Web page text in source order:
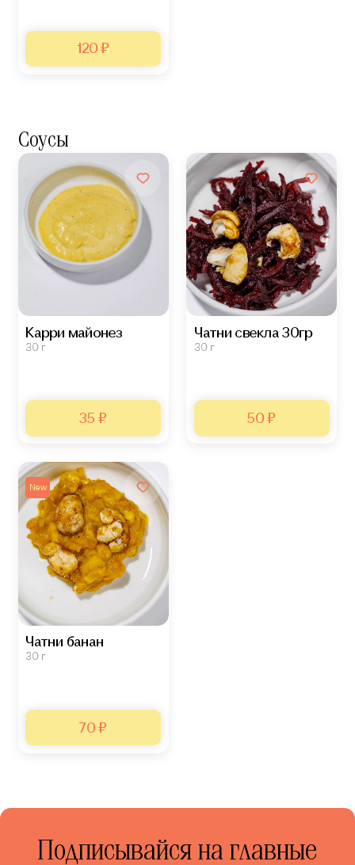
120 ₽
Соусы
Карри майонез
30 г
35 ₽
Чатни свекла 30гр
30 г
50 ₽
New
Чатни банан
30 г
70 ₽
Подписывайся на главные